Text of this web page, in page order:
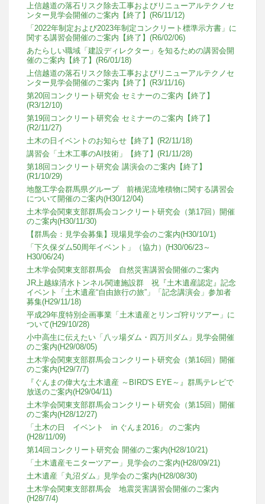
上信越道の落石リスク除去工事およびリニューアルテクノセ
ンター見学会開催のご案内【終了】(R6/11/12)
「2022年制定および2023年制定コンクリート標準示方書」に
関する講習会開催のご案内【終了】(R6/02/06)
あたらしい職域「建設ディレクター」を知るための講習会開
催のご案内【終了】(R6/01/18)
上信越道の落石リスク除去工事およびリニューアルテクノセ
ンター見学会開催のご案内【終了】(R3/11/16)
第20回コンクリート研究会 セミナーのご案内【終了】
(R3/12/10)
第19回コンクリート研究会 セミナーのご案内【終了】
(R2/11/27)
土木の日イベントのお知らせ【終了】(R2/11/18)
講習会「土木工事のAI技術」【終了】(R1/11/28)
第18回コンクリート研究会 講演会のご案内【終了】
(R1/10/29)
地盤工学会群馬県グループ 前橋泥流堆積物に関する講習会
について開催のご案内(H30/12/04)
土木学会関東支部群馬会コンクリート研究会（第17回）開催
のご案内(H30/11/30)
【群馬会：見学会募集】現場見学会のご案内(H30/10/1)
「下久保ダム50周年イベント」（協力）(H30/06/23～
H30/06/24)
土木学会関東支部群馬会 自然災害講習会開催のご案内
JR上越線清水トンネル関連施設群 祝『土木遺産認定』記念
イベント「土木遺産“自由旅行の旅”」「記念講演会」参加者
募集(H29/11/18)
平成29年度特別企画事業「土木遺産とリンゴ狩りツアー」に
ついて(H29/10/28)
小中高生に伝えたい「八ッ場ダム・四万川ダム」見学会開催
のご案内(H29/08/05)
土木学会関東支部群馬会コンクリート研究会（第16回）開催
のご案内(H29/7/7)
『ぐんまの偉大な土木遺産 ～BIRD'S EYE～』群馬テレビで
放送のご案内(H29/04/11)
土木学会関東支部群馬会コンクリート研究会（第15回）開催
のご案内(H28/12/27)
「土木の日 イベント in ぐんま2016」 のご案内
(H28/11/09)
第14回コンクリート研究会 開催のご案内(H28/10/21)
「土木遺産モニターツアー」見学会のご案内(H28/09/21)
土木遺産「丸沼ダム」見学会のご案内(H28/08/30)
土木学会関東支部群馬会 地震災害講習会開催のご案内
(H28/7/4)